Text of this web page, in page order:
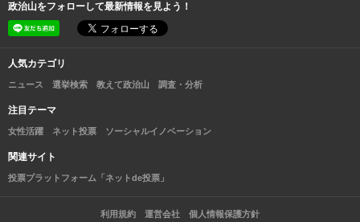
政治山をフォローして最新情報を見よう！
人気カテゴリ
ニュース 選挙検索 教えて政治山 調査・分析
注目テーマ
女性活躍 ネット投票 ソーシャルイノベーション
関連サイト
投票プラットフォーム「ネットde投票」
利用規約 運営会社 個人情報保護方針